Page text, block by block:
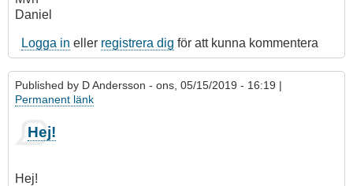
Daniel
Logga in eller registrera dig för att kunna kommentera
Published by D Andersson - ons, 05/15/2019 - 16:19 |
Permanent länk
Hej!
Hej!